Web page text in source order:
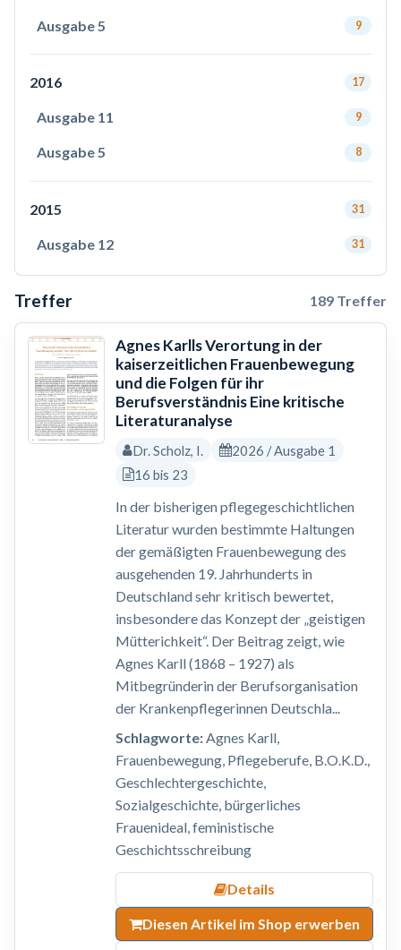
Ausgabe 5 9
2016 17
Ausgabe 11 9
Ausgabe 5 8
2015 31
Ausgabe 12 31
Treffer 189 Treffer
Agnes Karlls Verortung in der
kaiserzeitlichen Frauenbewegung
und die Folgen für ihr
Berufsverständnis Eine kritische
Literaturanalyse
Dr. Scholz, I.
2026 / Ausgabe 1
16 bis 23
In der bisherigen pflegegeschichtlichen
Literatur wurden bestimmte Haltungen
der gemäßigten Frauenbewegung des
ausgehenden 19. Jahrhunderts in
Deutschland sehr kritisch bewertet,
insbesondere das Konzept der „geistigen
Mütterichkeit“. Der Beitrag zeigt, wie
Agnes Karll (1868 – 1927) als
Mitbegründerin der Berufsorganisation
der Krankenpflegerinnen Deutschla...
Schlagworte:Agnes Karll,
Frauenbewegung, Pflegeberufe, B.O.K.D.,
Geschlechtergeschichte,
Sozialgeschichte, bürgerliches
Frauenideal, feministische
Geschichtsschreibung
Details
Diesen Artikel im Shop erwerben